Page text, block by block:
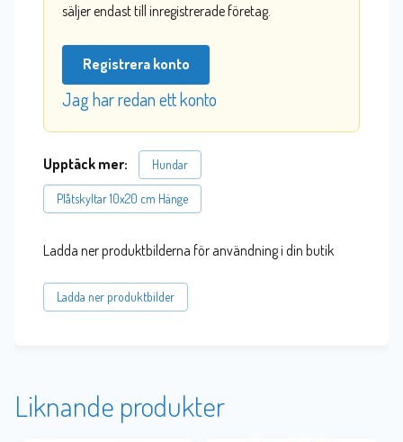
säljer endast till inregistrerade företag.
Registrera konto
Jag har redan ett konto
Upptäck mer: Hundar
Plåtskyltar 10x20 cm Hänge
Ladda ner produktbilderna för användning i din butik
Ladda ner produktbilder
Liknande produkter